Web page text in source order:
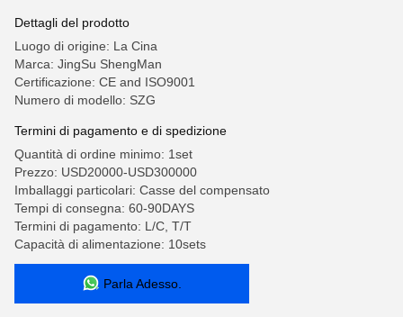
Dettagli del prodotto
Luogo di origine: La Cina
Marca: JingSu ShengMan
Certificazione: CE and ISO9001
Numero di modello: SZG
Termini di pagamento e di spedizione
Quantità di ordine minimo: 1set
Prezzo: USD20000-USD300000
Imballaggi particolari: Casse del compensato
Tempi di consegna: 60-90DAYS
Termini di pagamento: L/C, T/T
Capacità di alimentazione: 10sets
Parla Adesso.